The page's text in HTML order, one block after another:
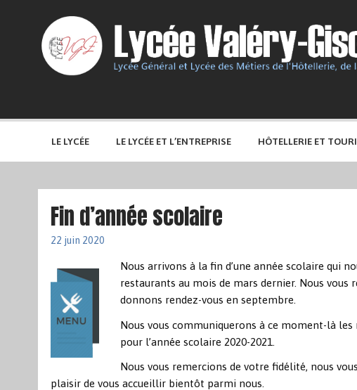
LE LYCÉE LE LYCÉE ET L’ENTREPRISE HÔTELLERIE ET
Fin d’année scolaire
22 juin 2020
Nous arrivons à la fin d’une année scolaire qui
restaurants au mois de mars dernier. Nous vous
donnons rendez-vous en septembre.
Nous vous communiquerons à ce moment-là
pour l’année scolaire 2020-2021.
Nous vous remercions de votre fidélité, nous
plaisir de vous accueillir bientôt parmi nous.